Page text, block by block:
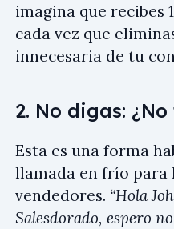
imagina que recibes
cada vez que
innecesaria de tu
2. No digas:
Esta es una forma
llamada en frío para
vendedores. “Hola
Salesdorado, espero